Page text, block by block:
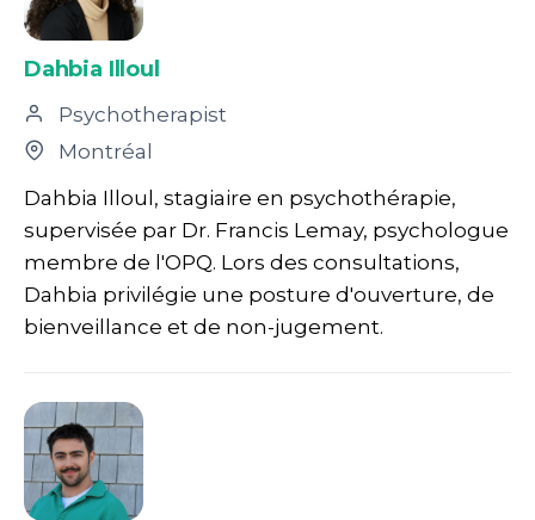
Dahbia Illoul
Psychotherapist
Montréal
Dahbia Illoul, stagiaire en psychothérapie,
supervisée par Dr. Francis Lemay, psychologue
membre de l'OPQ. Lors des consultations,
Dahbia privilégie une posture d'ouverture, de
bienveillance et de non-jugement.